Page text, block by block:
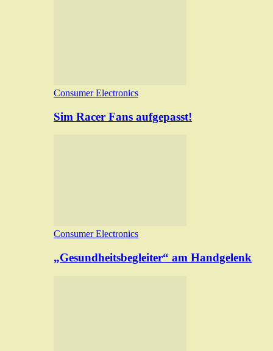
Consumer Electronics
Sim Racer Fans aufgepasst!
Consumer Electronics
„Gesundheitsbegleiter“ am Handgelenk